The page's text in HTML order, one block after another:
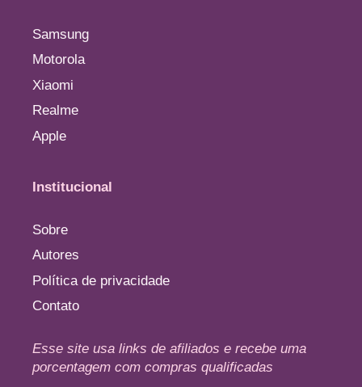
Samsung
Motorola
Xiaomi
Realme
Apple
Institucional
Sobre
Autores
Política de privacidade
Contato
Esse site usa links de afiliados e recebe uma
porcentagem com compras qualificadas